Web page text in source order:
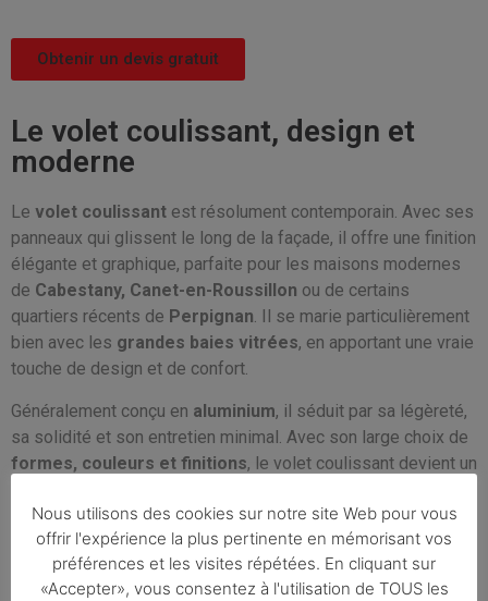
Obtenir un devis gratuit
Le volet coulissant, design et
moderne
Le volet coulissant est résolument contemporain. Avec ses
panneaux qui glissent le long de la façade, il offre une finition
élégante et graphique, parfaite pour les maisons modernes
de Cabestany, Canet-en-Roussillon ou de certains
quartiers récents de Perpignan. Il se marie particulièrement
bien avec les grandes baies vitrées, en apportant une vraie
touche de design et de confort.
Généralement conçu en aluminium, il séduit par sa légèreté,
sa solidité et son entretien minimal. Avec son large choix de
formes, couleurs et finitions, le volet coulissant devient un
Obtenir un devis gratuit
Nous utilisons des cookies sur notre site Web pour vous
offrir l'expérience la plus pertinente en mémorisant vos
préférences et les visites répétées. En cliquant sur
«Accepter», vous consentez à l'utilisation de TOUS les